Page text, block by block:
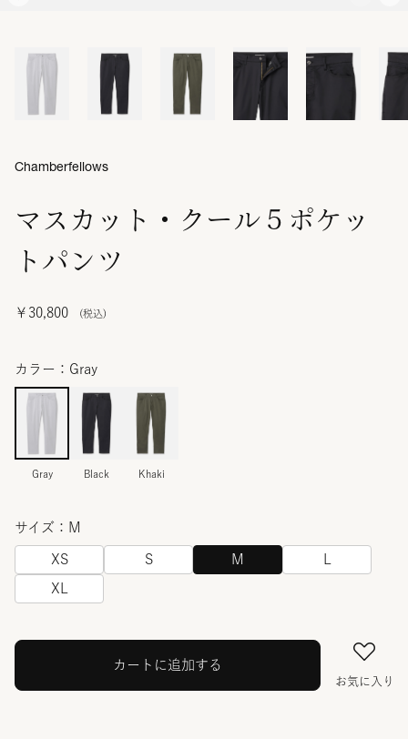
マスカット・クール５ポケッ
トパンツ
￥30,800
Chamberfellows
カラー：Gray
Gray Black Khaki
サイズ：M
XS S M
XL
カートに追加する
お気に入り